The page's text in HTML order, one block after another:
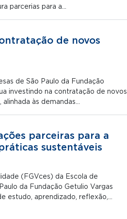
parcerias para a…
de novos
de São Paulo da Fundação
investindo na contratação de novos
às demandas…
parceiras para a
sustentáveis
(FGVces) da Escola de
da Fundação Getulio Vargas
estudo, aprendizado, reflexão,…